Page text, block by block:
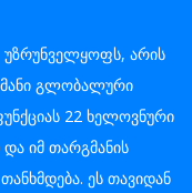
არის
გლობალური
22 ხელოვნური
იმ თარგმანის
ეს თავიდან